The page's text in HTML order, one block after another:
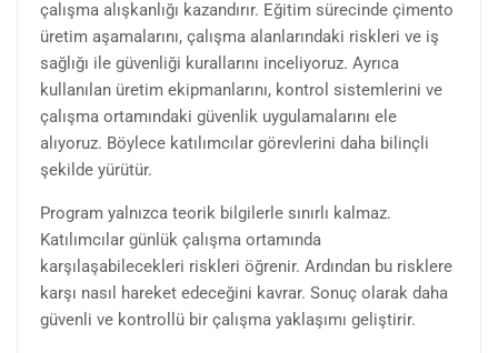
çalışma alışkanlığı kazandırır. Eğitim sürecinde çimento
üretim aşamalarını, çalışma alanlarındaki riskleri ve iş
sağlığı ile güvenliği kurallarını inceliyoruz. Ayrıca
kullanılan üretim ekipmanlarını, kontrol sistemlerini ve
çalışma ortamındaki güvenlik uygulamalarını ele
alıyoruz. Böylece katılımcılar görevlerini daha bilinçli
şekilde yürütür.
Program yalnızca teorik bilgilerle sınırlı kalmaz.
Katılımcılar günlük çalışma ortamında
karşılaşabilecekleri riskleri öğrenir. Ardından bu risklere
karşı nasıl hareket edeceğini kavrar. Sonuç olarak daha
güvenli ve kontrollü bir çalışma yaklaşımı geliştirir.